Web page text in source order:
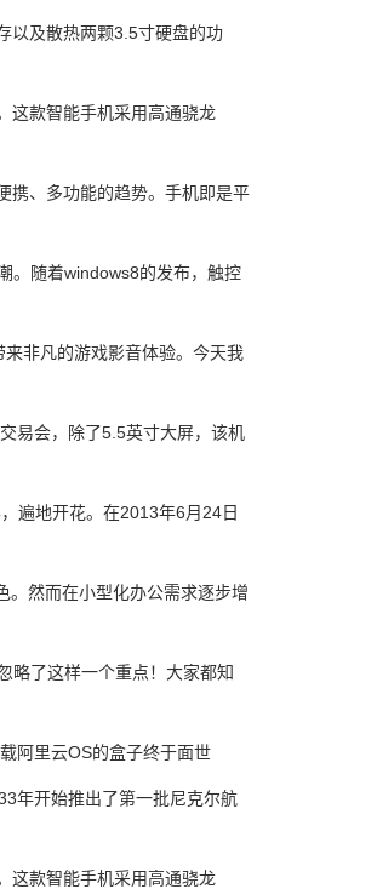
及散热两颗3.5寸硬盘的功
款智能手机采用高通骁龙
、多功能的趋势。手机即是平
随着windows8的发布，触控
非凡的游戏影音体验。今天我
易会，除了5.5英寸大屏，该机
遍地开花。在2013年6月24日
然而在小型化办公需求逐步增
了这样一个重点！大家都知
阿里云OS的盒子终于面世
年开始推出了第一批尼克尔航
款智能手机采用高通骁龙